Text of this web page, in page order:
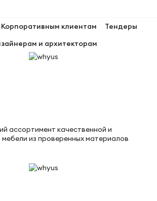
Корпоративным клиентам
Тендеры
и архитекторам
ассортимент качественной и
из проверенных материалов